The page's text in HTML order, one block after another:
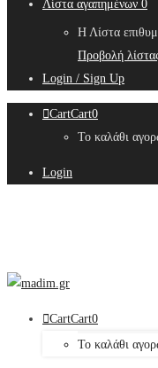
Λίστα αγαπημένων 0
Η Λίστα
Προβολή
Login / Sign Up
CartCart0
Το καλάθι
Login
CartCart0
Το καλάθι